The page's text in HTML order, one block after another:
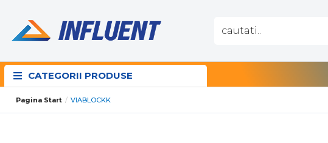
CATEGORII PRODUSE
Pagina Start VIABLOCKK